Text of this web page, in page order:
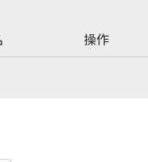
操作